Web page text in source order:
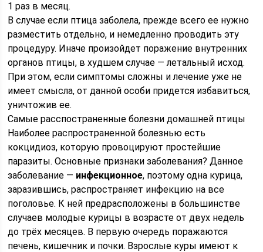
1 раз в месяц.
В случае если птица заболела, прежде всего ее нужно
разместить отдельно, и немедленно проводить эту
процедуру. Иначе произойдет поражение внутренних
органов птицы, в худшем случае — летальный исход.
При этом, если симптомы сложны и лечение уже не
имеет смысла, от данной особи придется избавиться,
уничтожив ее.
Самые расспостраненные болезни домашней птицы
Наиболее распространенной болезнью есть
кокцидиоз, которую провоцируют простейшие
паразиты. Основные признаки заболевания? Данное
заболевание — инфекционное, поэтому одна курица,
заразившись, распространяет инфекцию на все
поголовье. К ней предрасположены в большинстве
случаев молодые курицы в возрасте от двух недель
до трёх месяцев. В первую очередь поражаются
печень, кишечник и почки. Взрослые куры имеют к